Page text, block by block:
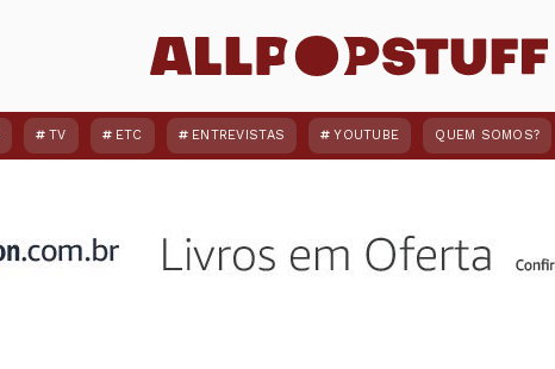
TV ETC ENTREVISTAS YOUTUBE QUEM SOMOS?